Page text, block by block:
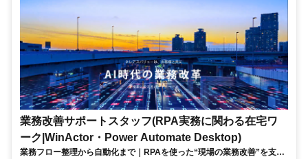
業務改善サポートスタッフ(RPA実務に関わる在宅ワ
ーク|WinActor・Power Automate Desktop)
業務フロー整理から自動化まで｜RPAを使った“現場の業務改善”を支え